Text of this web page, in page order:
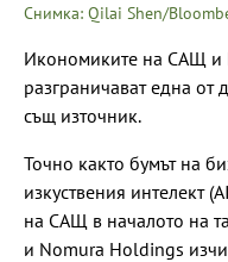
Снимка: Qilai Shen/
Икономиките на САЩ и
разграничават една от
същ източник.
Точно както бумът на
изкуствения интелект
на САЩ в началото на
и Nomura Holdings